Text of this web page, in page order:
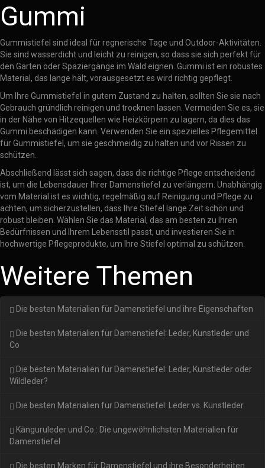
Gummi
Gummistiefel sind ideal für regnerische Tage und Outdoor-Aktivitäten.
Sie sind wasserdicht und leicht zu reinigen, so dass sie sich perfekt für
den Garten oder Spaziergänge im Wald eignen. Gummi ist ein robustes
Material, das lange hält, vorausgesetzt es wird richtig gepflegt.
Um Ihre Gummistiefel in gutem Zustand zu halten, sollten Sie sie nach
Gebrauch gründlich reinigen und trocknen lassen. Vermeiden Sie es, sie
in der Nähe von Hitzequellen wie Heizkörpern zu lagern, da dies das
Gummi beschädigen kann. Verwenden Sie ein spezielles Pflegemittel
für Gummistiefel, um sie geschmeidig zu halten und vor Rissen zu
schützen.
Abschließend lässt sich sagen, dass die richtige Pflege entscheidend
ist, um die Lebensdauer Ihrer Damenstiefel zu verlängern. Unabhängig
vom Material ist es wichtig, regelmäßig auf Reinigung und Pflege zu
achten, um sicherzustellen, dass Ihre Stiefel lange Zeit schön und
robust bleiben. Wählen Sie das Material, das am besten zu Ihren
Bedürfnissen und Ihrem Lebensstil passt, und investieren Sie in
hochwertige Pflegeprodukte, um Ihre Stiefel optimal zu schützen.
Weitere Themen
Die besten Materialien für Damenstiefel und ihre Eigenschaften
Die besten Materialien für Damenstiefel: Leder, Kunstleder und
Co
Die besten Materialien für Damenstiefel: Leder, Kunstleder oder
Wildleder?
Die besten Materialien für Damenstiefel: Leder vs. Kunstleder
Känguruleder und Co.: Die ungewöhnlichsten Materialien für
Damenstiefel
Die besten Marken für Damenstiefel und ihre Besonderheiten